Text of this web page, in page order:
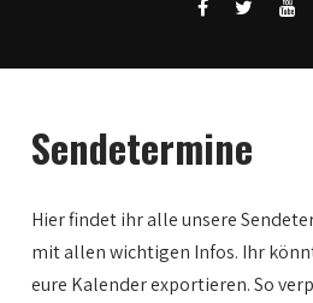
Sendetermine
Hier findet ihr alle unsere
mit allen wichtigen Infos. Ihr
eure Kalender exportieren. So